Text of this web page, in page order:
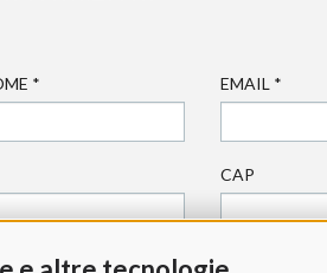
* EMAIL *
CAP
DI TUO INTERESSE:*